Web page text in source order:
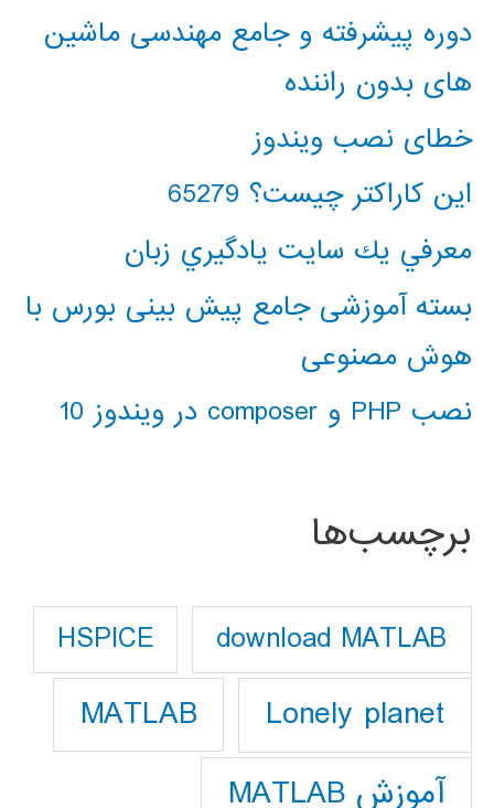
دوره پیشرفته و جامع مهندسی ماشین
های بدون راننده
خطای نصب ویندوز
این کاراکتر چیست؟ 65279
معرفي يك سايت يادگيري زبان
بسته آموزشی جامع پیش بینی بورس با
هوش مصنوعی
نصب PHP و composer در ویندوز 10
برچسب‌ها
download MATLAB
HSPICE
Lonely planet
MATLAB
آموزش MATLAB